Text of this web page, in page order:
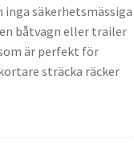
säkerhetsmässiga
båtvagn eller trailer
är perfekt för
sträcka räcker